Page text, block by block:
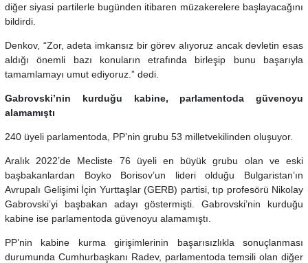
diğer siyasi partilerle bugünden itibaren müzakerelere başlayacağını
bildirdi.
Denkov, “Zor, adeta imkansız bir görev alıyoruz ancak devletin esas
aldığı önemli bazı konuların etrafında birleşip bunu başarıyla
tamamlamayı umut ediyoruz.” dedi.
Gabrovski’nin kurduğu kabine, parlamentoda güvenoyu
alamamıştı
240 üyeli parlamentoda, PP’nin grubu 53 milletvekilinden oluşuyor.
Aralık 2022’de Mecliste 76 üyeli en büyük grubu olan ve eski
başbakanlardan Boyko Borisov’un lideri olduğu Bulgaristan’ın
Avrupalı Gelişimi İçin Yurttaşlar (GERB) partisi, tıp profesörü Nikolay
Gabrovski’yi başbakan adayı göstermişti. Gabrovski’nin kurduğu
kabine ise parlamentoda güvenoyu alamamıştı.
PP’nin kabine kurma girişimlerinin başarısızlıkla sonuçlanması
durumunda Cumhurbaşkanı Radev, parlamentoda temsili olan diğer